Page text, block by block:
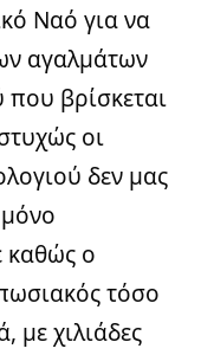
Ναό για να
αγαλμάτων
βρίσκεται
οι
δεν μας
καθώς ο
τόσο
με χιλιάδες